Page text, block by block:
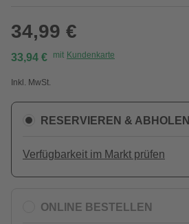
34,99 €
33,94 € mit Kundenkarte
Inkl. MwSt.
RESERVIEREN & ABHOLEN
Verfügbarkeit im Markt prüfen
ONLINE BESTELLEN